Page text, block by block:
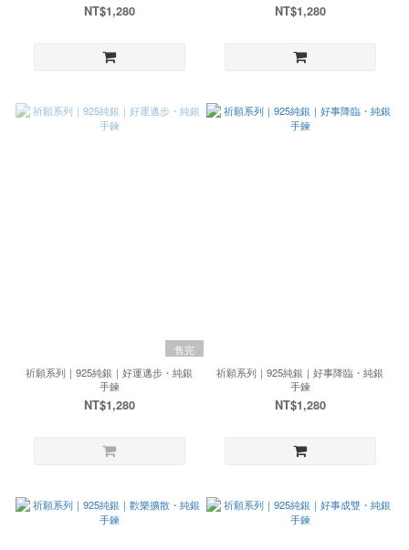
NT$1,280 NT$1,280
售完
祈願系列｜925純銀｜好運邁步・純銀
手鍊
NT$1,280
祈願系列｜925純銀｜好事降臨・純銀
手鍊
NT$1,280